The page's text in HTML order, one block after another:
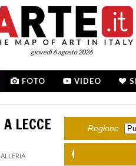
giovedì 6 agosto 2026
FOTO VIDEO
LECCE Regione